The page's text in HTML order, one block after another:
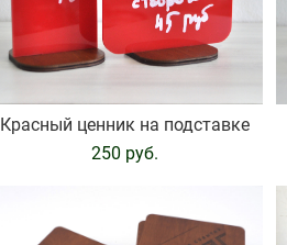
Красный ценник на подставке
250 pуб.